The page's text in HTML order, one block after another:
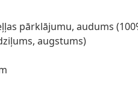
pārklājumu, audums
augstums)